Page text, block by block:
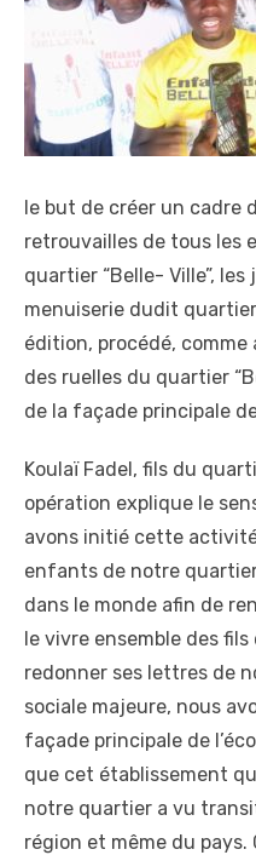
le but de créer un cadre
retrouvailles de tous les
quartier “Belle- Ville”,
menuiserie dudit
édition, procédé, comme
des ruelles du quartier
de la façade principale
Koulaï Fadel, fils du
opération explique le
avons initié cette
enfants de notre
dans le monde afin de
le vivre ensemble des
redonner ses lettres de
sociale majeure, nous
façade principale de
que cet établissement
notre quartier a vu
région et même du